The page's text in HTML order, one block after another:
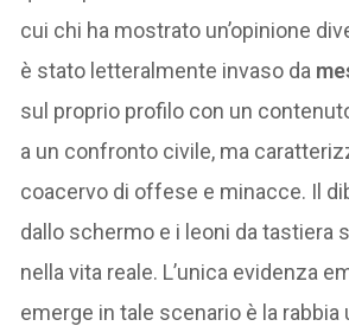
cui chi ha mostrato un’opinione
è stato letteralmente invaso da
sul proprio profilo con un
a un confronto civile, ma
coacervo di offese e minacce. Il
dallo schermo e i leoni da tastiera
nella vita reale. L’unica evidenza
emerge in tale scenario è la rabbia